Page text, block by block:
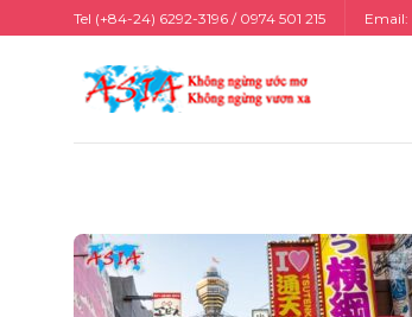
to
Tel (+84-24) 6292-3196 / 0974 501 215 Email: